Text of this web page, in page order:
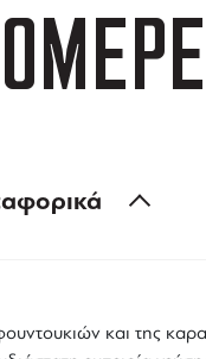
και της